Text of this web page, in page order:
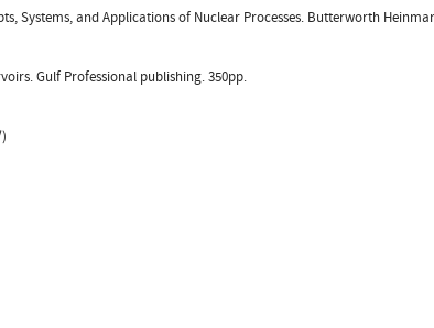
Systems, and Applications of Nuclear Processes. Butterworth
Gulf Professional publishing. 350pp.